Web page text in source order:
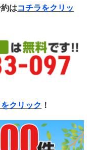
はコチラをクリッ
クリック ！